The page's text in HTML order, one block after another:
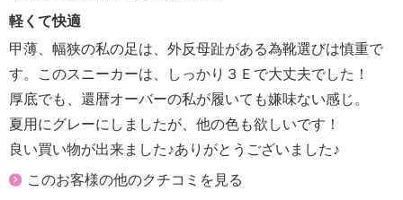
軽くて快適
甲薄、幅狭の私の足は、外反母趾がある為靴選びは慎重で
す。このスニーカーは、しっかり３Ｅで大丈夫でした！
厚底でも、還暦オーバーの私が履いても嫌味ない感じ。
夏用にグレーにしましたが、他の色も欲しいです！
良い買い物が出来ました♪ありがとうございました♪
このお客様の他のクチコミを見る